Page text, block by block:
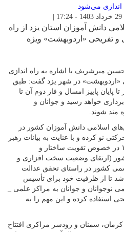
دانش آموزان استان یزد از راه
و تفریحی «اردوبهشت» ویژه
میرشریف با اشاره به راه اندازی
«اردوبهشت» در شهر یزد گفت: طبق
پایان پاییز امسال و فاز دوم آن تا
برداری خواهد رسید و جوانان و
مند شوند.
اسلامی دانش آموزان کشور در
نو کرده و با عنایت به بیانات رهبر
معظم انقلاب در ابتدای سال ۱۴۰۲ در خصوص تقویت ساختار و
(ارتقای وضعیت سخت افزاری و
کشور در راستای تحقق عدالت
تا از ظرفیت خود برای تأسیس
و جوانان به مراکز علمی _
استفاده کرده و این مهم را به
سمنان و رودسر مراکزی افتتاح